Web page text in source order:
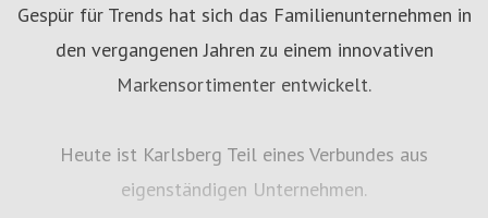
Gespür für Trends hat sich das Familienunternehmen in
den vergangenen Jahren zu einem innovativen
Markensortimenter entwickelt.
Heute ist Karlsberg Teil eines Verbundes aus
eigenständigen Unternehmen.